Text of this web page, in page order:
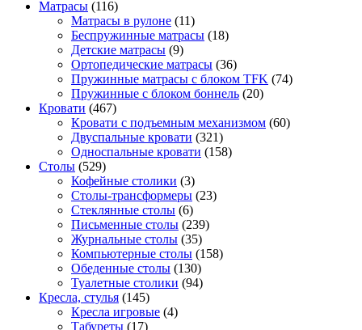
Матрасы (116)
Матрасы в рулоне (11)
Беспружинные матрасы (18)
Детские матрасы (9)
Ортопедические матрасы (36)
Пружинные матрасы с блоком TFK (74)
Пружинные с блоком боннель (20)
Кровати (467)
Кровати с подъемным механизмом (60)
Двуспальные кровати (321)
Односпальные кровати (158)
Столы (529)
Кофейные столики (3)
Столы-трансформеры (23)
Стеклянные столы (6)
Письменные столы (239)
Журнальные столы (35)
Компьютерные столы (158)
Обеденные столы (130)
Туалетные столики (94)
Кресла, стулья (145)
Кресла игровые (4)
Табуреты (17)